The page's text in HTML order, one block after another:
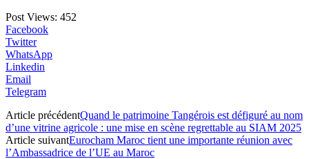
Post Views: 452
Facebook
Twitter
WhatsApp
Linkedin
Email
Telegram
Article précédentQuand le patrimoine Tangérois est défiguré au nom
d’une vitrine agricole : une mise en scène regrettable au SIAM 2025
Article suivantEurocham Maroc tient une importante réunion avec
l’Ambassadrice de l’UE au Maroc